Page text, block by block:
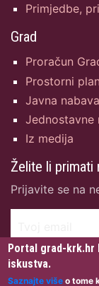
Primjedbe,
Grad
Proračun
Prostorni
Javna nabava
Jednostavne
Iz medija
Želite li primati
Prijavite se na
Portal grad-
iskustva.
Saznajte više o tome